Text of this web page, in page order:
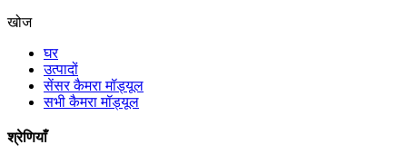
खोज
घर
उत्पादों
सेंसर कैमरा मॉड्यूल
सभी कैमरा मॉड्यूल
श्रेणियाँ